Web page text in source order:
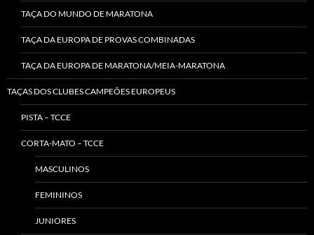
TAÇA DO MUNDO DE MARATONA
TAÇA DA EUROPA DE PROVAS COMBINADAS
TAÇA DA EUROPA DE MARATONA/MEIA-MARATONA
TAÇAS DOS CLUBES CAMPEÕES EUROPEUS
PISTA – TCCE
CORTA-MATO – TCCE
MASCULINOS
FEMININOS
JUNIORES